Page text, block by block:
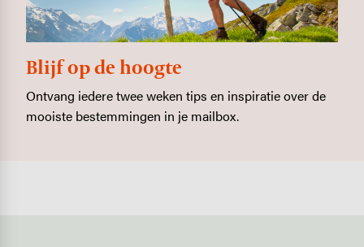
Blijf op de hoogte
Ontvang iedere twee weken tips en inspiratie over de
mooiste bestemmingen in je mailbox.